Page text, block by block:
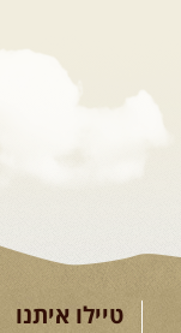
מסע שטח לאחת המדינות
והמרגשות בעולם.
[המשך]
הקווקז הגבוה מחכה לכם:
מרהיבים, פסגות מושלגות,
[המשך]טיילו איתנו